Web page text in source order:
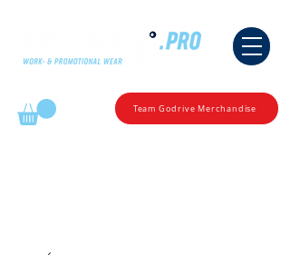
Team Godrive Merchandise